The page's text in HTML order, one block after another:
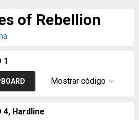
of Rebellion
1
Mostrar código
4, Hardline